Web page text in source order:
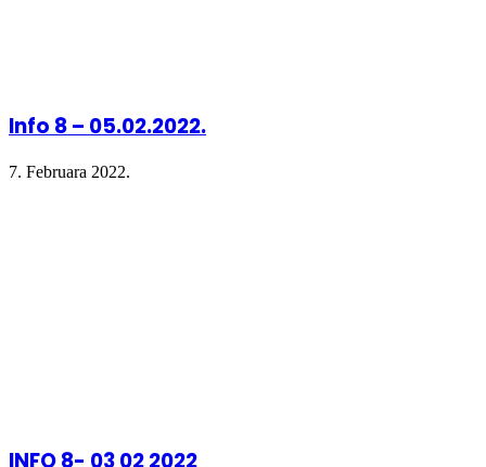
Info 8 – 05.02.2022.
7. Februara 2022.
INFO 8- 03 02 2022